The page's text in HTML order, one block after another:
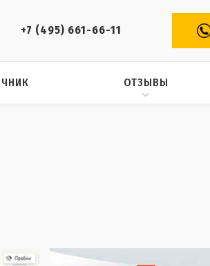
+7 (495) 661-66-11
ОТЗЫВЫ